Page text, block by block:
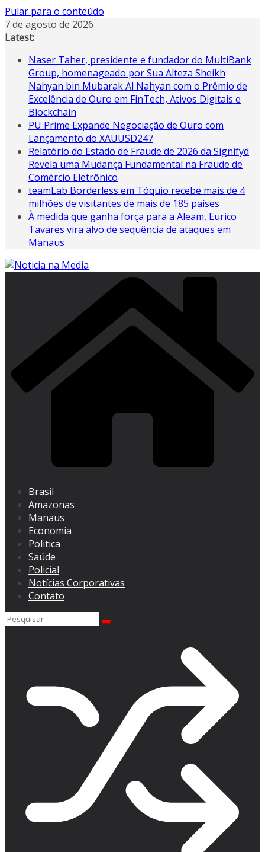
Pular para o conteúdo
7 de agosto de 2026
Latest:
Naser Taher, presidente e fundador do MultiBank
Group, homenageado por Sua Alteza Sheikh
Nahyan bin Mubarak Al Nahyan com o Prêmio de
Excelência de Ouro em FinTech, Ativos Digitais e
Blockchain
PU Prime Expande Negociação de Ouro com
Lançamento do XAUUSD247
Relatório do Estado de Fraude de 2026 da Signifyd
Revela uma Mudança Fundamental na Fraude de
Comércio Eletrônico
teamLab Borderless em Tóquio recebe mais de 4
milhões de visitantes de mais de 185 países
À medida que ganha força para a Aleam, Eurico
Tavares vira alvo de sequência de ataques em
Manaus
Brasil
Amazonas
Manaus
Economia
Politica
Saúde
Policial
Notícias Corporativas
Contato